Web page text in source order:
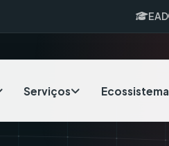
EAD
Serviços Ecossistema